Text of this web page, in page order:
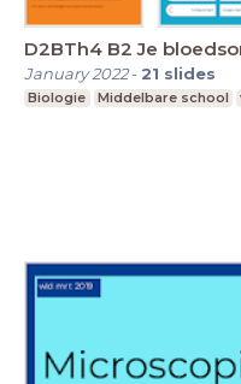
D2BTh4 B2
January 2022- 21 slides
Biologie Middelbare school